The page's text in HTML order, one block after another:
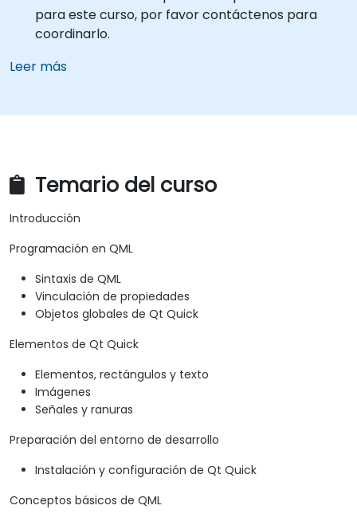
para este curso, por favor contáctenos para
coordinarlo.
Leer más
Temario del curso
Introducción
Programación en QML
Sintaxis de QML
Vinculación de propiedades
Objetos globales de Qt Quick
Elementos de Qt Quick
Elementos, rectángulos y texto
Imágenes
Señales y ranuras
Preparación del entorno de desarrollo
Instalación y configuración de Qt Quick
Conceptos básicos de QML